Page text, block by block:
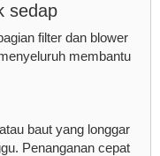
sedap
filter dan blower
membantu
baut yang longgar
Penanganan cepat